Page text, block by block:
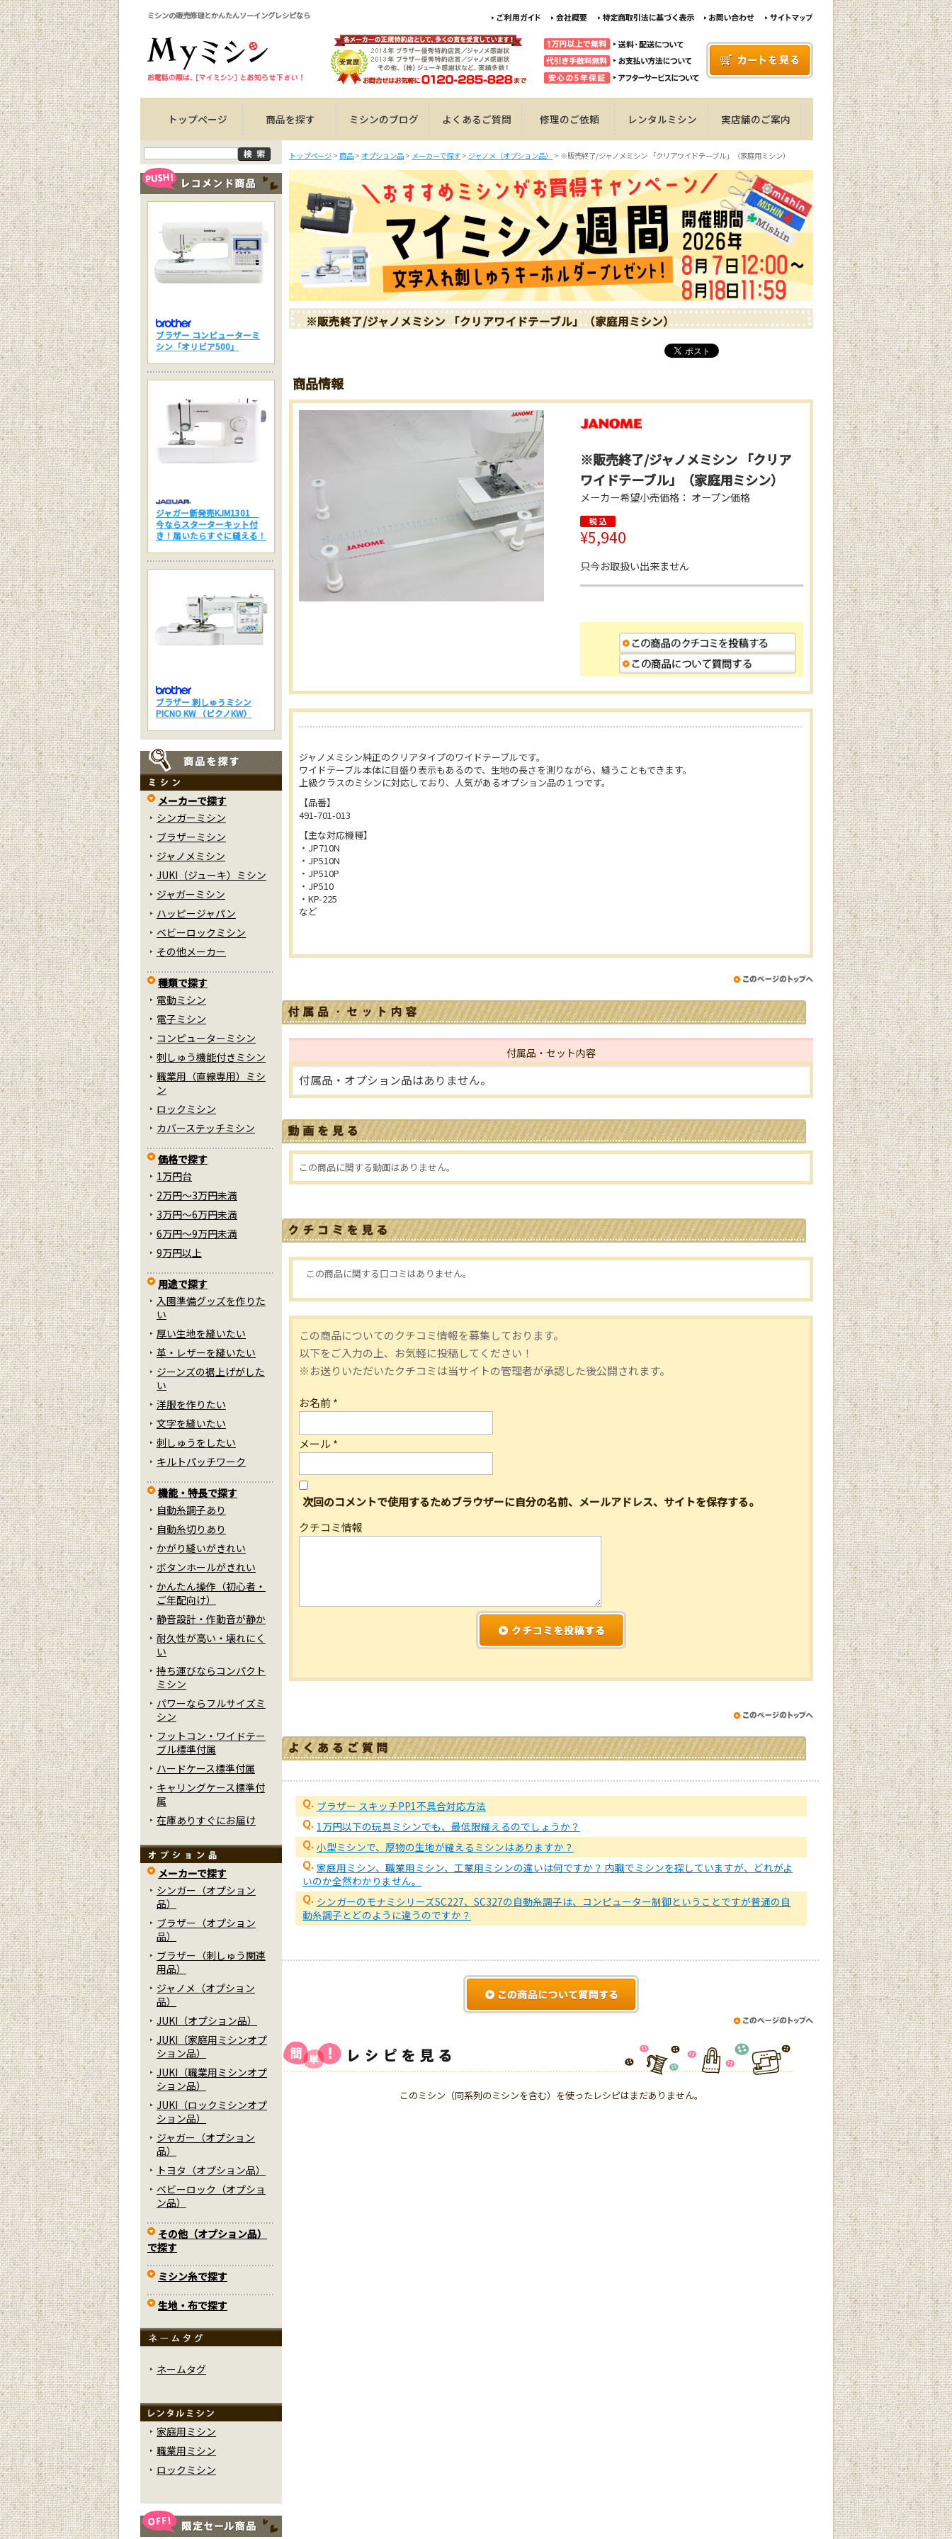
ミシンの販売修理とかんたんソーイングレシピなら
トップページ 商品を探す ミシンのブログ よくあるご質問 修理のご依頼 レンタルミシン 実店舗のご案内
トップページ > 商品 > オプション品 > メーカーで探す > ジャノメ（オプション品） > ※販売終了/ジャノメミシン 「クリアワイドテーブル」（家庭用ミシン）
※販売終了/ジャノメミシン 「クリアワイドテーブル」（家庭用ミシン）
商品情報
※販売終了/ジャノメミシン 「クリア
ワイドテーブル」（家庭用ミシン）
メーカー希望小売価格： オープン価格
¥5,940
只今お取扱い出来ません
ジャノメミシン純正のクリアタイプのワイドテーブルです。
ワイドテーブル本体に目盛り表示もあるので、生地の長さを測りながら、縫うこともできます。
上級クラスのミシンに対応しており、人気があるオプション品の１つです。
【品番】
491-701-013
【主な対応機種】
・JP710N
・JP510N
・JP510P
・JP510
・KP-225
など
付属品・セット内容
付属品・オプション品はありません。
この商品に関する動画はありません。
この商品に関する口コミはありません。
この商品についてのクチコミ情報を募集しております。
以下をご入力の上、お気軽に投稿してください！
※お送りいただいたクチコミは当サイトの管理者が承認した後公開されます。
お名前*
メール *
次回のコメントで使用するためブラウザーに自分の名前、メールアドレス、サイトを保存する。
クチコミ情報
ブラザー スキッチPP1不具合対応方法
1万円以下の玩具ミシンでも、最低限縫えるのでしょうか？
小型ミシンで、厚物の生地が縫えるミシンはありますか？
家庭用ミシン、職業用ミシン、工業用ミシンの違いは何ですか？ 内職でミシンを探していますが、どれがよ
いのか全然わかりません。
シンガーのモナミシリーズSC227、SC327の自動糸調子は、コンピューター制御ということですが普通の自
動糸調子とどのように違うのですか？
このミシン（同系列のミシンを含む）を使ったレシピはまだありません。
ブラザー コンピューターミ
シン「オリビア500」
ジャガー新発売KJM1301
今ならスターターキット付
き！届いたらすぐに縫える！
ブラザー 刺しゅうミシン
PICNO KW （ピクノKW）
メーカーで探す
シンガーミシン
ブラザーミシン
ジャノメミシン
JUKI（ジューキ）ミシン
ジャガーミシン
ハッピージャパン
ベビーロックミシン
その他メーカー
種類で探す
電動ミシン
電子ミシン
コンピューターミシン
刺しゅう機能付きミシン
職業用（直線専用）ミシ
ン
ロックミシン
カバーステッチミシン
価格で探す
1万円台
2万円～3万円未満
3万円～6万円未満
6万円～9万円未満
9万円以上
用途で探す
入園準備グッズを作りた
い
厚い生地を縫いたい
革・レザーを縫いたい
ジーンズの裾上げがした
い
洋服を作りたい
文字を縫いたい
刺しゅうをしたい
キルトパッチワーク
機能・特長で探す
自動糸調子あり
自動糸切りあり
かがり縫いがきれい
ボタンホールがきれい
かんたん操作（初心者・
ご年配向け）
静音設計・作動音が静か
耐久性が高い・壊れにく
い
持ち運びならコンパクト
ミシン
パワーならフルサイズミ
シン
フットコン・ワイドテー
ブル標準付属
ハードケース標準付属
キャリングケース標準付
属
在庫ありすぐにお届け
メーカーで探す
シンガー（オプション
品）
ブラザー（オプション
品）
ブラザー（刺しゅう関連
用品）
ジャノメ（オプション
品）
JUKI（オプション品）
JUKI（家庭用ミシンオプ
ション品）
JUKI（職業用ミシンオプ
ション品）
JUKI（ロックミシンオプ
ション品）
ジャガー（オプション
品）
トヨタ（オプション品）
ベビーロック（オプショ
ン品）
その他（オプション品）
で探す
ミシン糸で探す
生地・布で探す
ネームタグ
家庭用ミシン
職業用ミシン
ロックミシン